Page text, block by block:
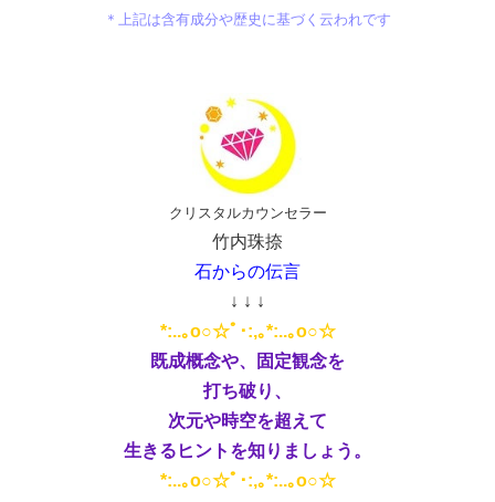
＊上記は含有成分や歴史に基づく云われです
クリスタルカウンセラー
竹内珠捺
石からの伝言
↓ ↓ ↓
*:..｡o○☆ﾟ･:,｡*:..｡o○☆
既成概念や、固定観念を
打ち破り、
次元や時空を超えて
生きるヒントを知りましょう。
*:..｡o○☆ﾟ･:,｡*:..｡o○☆